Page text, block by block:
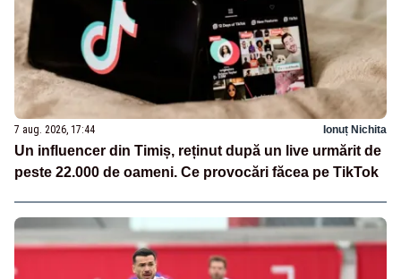
7 aug. 2026, 17:44 Ionuț Nichita
Un influencer din Timiș, reținut după un live urmărit de
peste 22.000 de oameni. Ce provocări făcea pe TikTok